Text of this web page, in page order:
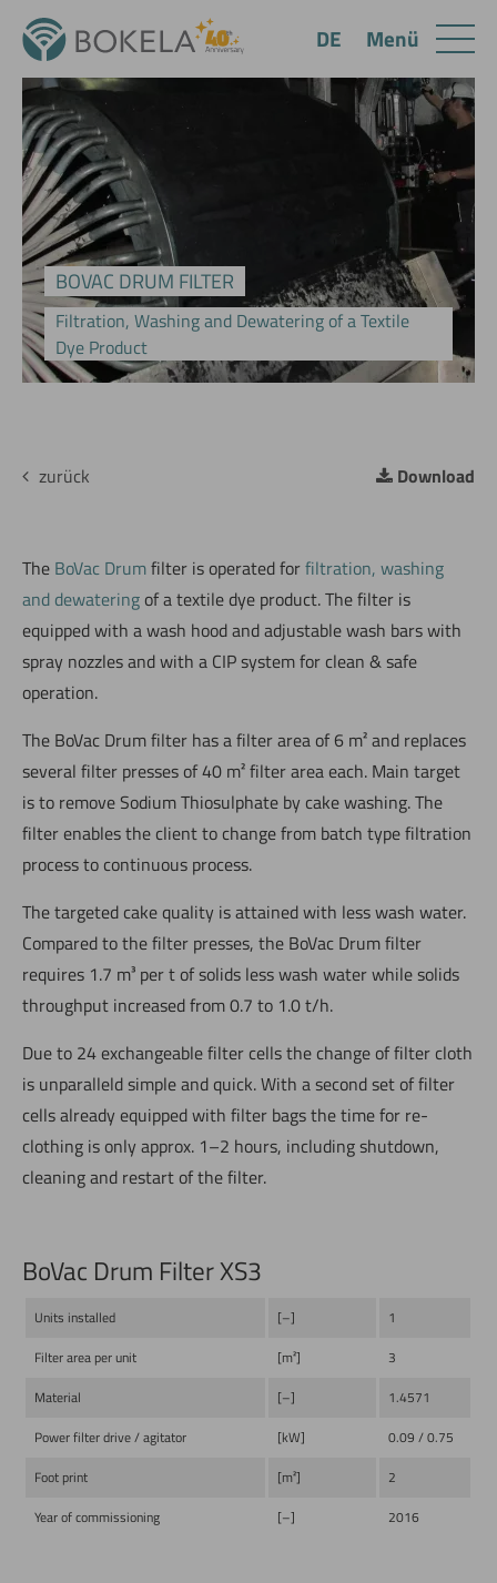
BOVAC DRUM FILTER
Filtration, Washing and Dewatering of a Textile
Dye Product
Download
zurück
The BoVac Drumfilter is operated forfiltration, washing
and dewateringof a textile dye product. The filter is
equipped with a wash hood and adjustable wash bars with
spray nozzles and with a CIP system for clean & safe
operation.
The BoVac Drum filter has a filter area of 6 m² and replaces
several filter presses of 40 m² filter area each. Main target
is to remove Sodium Thiosulphate by cake washing. The
filter enables the client to change from batch type filtration
process to continuous process.
The targeted cake quality is attained with less wash water.
Compared to the filter presses, the BoVac Drum filter
requires 1.7 m³ per t of solids less wash water while solids
throughput increased from 0.7 to 1.0 t/h.
Due to 24 exchangeable filter cells the change of filter cloth
is unparalleld simple and quick. With a second set of filter
cells already equipped with filter bags the time for re-
clothing is only approx. 1–2 hours, including shutdown,
cleaning and restart of the filter.
BoVac Drum Filter XS3
Units installed [–]
1
Filter area per unit
[m²]
3
Material
[–]
1.4571
Power filter drive / agitator
[kW]
0.09 / 0.75
Foot print
[m²]
2
Year of commissioning
[–] 2016
Menü
DE